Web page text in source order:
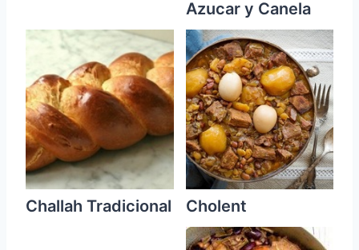
Azucar y Canela
Challah Tradicional Cholent